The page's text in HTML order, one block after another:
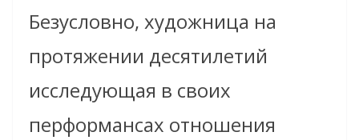
Безусловно, художница на
протяжении десятилетий
исследующая в своих
перформансах отношения